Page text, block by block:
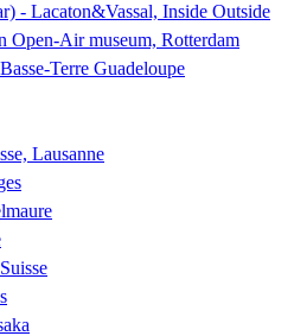
- Lacaton&Vassal, Inside Outside
Open-Air museum, Rotterdam
Terre Guadeloupe
Lausanne